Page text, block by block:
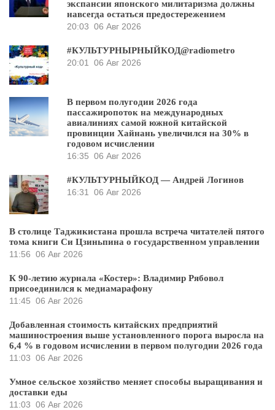
экспансии японского милитаризма должны
навсегда остаться предостережением
20:03 06 Авг 2026
#КУЛЬТУРНЫРНЫЙКОД@radiometro
20:01
06 Авг 2026
В первом полугодии 2026 года
пассажиропоток на международных
авиалиниях самой южной китайской
провинции Хайнань увеличился на 30% в
годовом исчислении
16:35 06 Авг 2026
#КУЛЬТУРНЫЙКОД — Андрей Логинов
16:31
06 Авг 2026
В столице Таджикистана прошла встреча читателей пятого
тома книги Си Цзиньпина о государственном управлении
11:56 06 Авг 2026
К 90-летию журнала «Костер»: Владимир Рябовол
присоединился к медиамарафону
11:45 06 Авг 2026
Добавленная стоимость китайских предприятий
машиностроения выше установленного порога выросла на
6,4 % в годовом исчислении в первом полугодии 2026 года
11:03 06 Авг 2026
Умное сельское хозяйство меняет способы выращивания и
доставки еды
11:03 06 Авг 2026